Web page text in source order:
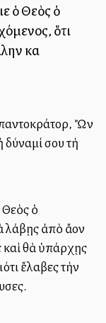
ὁ Θεὸς ὁ
ὅτι
καὶ
Ὤν
σου τὴ
ὁ
ἀπὸ ἄλλον
καὶ θὰ ὑπάρχῃς
ἔλαβες τὴν